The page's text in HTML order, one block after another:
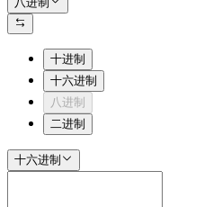
十进制
十六进制
八进制
二进制
十六进制